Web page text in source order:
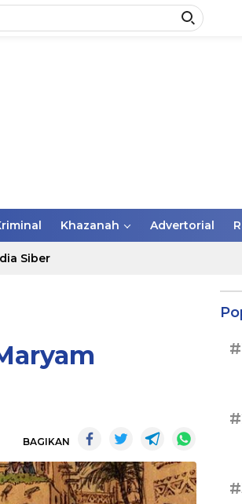
Khazanah Advertorial
Siber
BAGIKAN